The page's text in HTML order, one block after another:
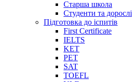
Старша школа
Студенти та дорослі
Підготовка до іспитів
First Certificate
IELTS
KET
PET
SAT
TOEFL